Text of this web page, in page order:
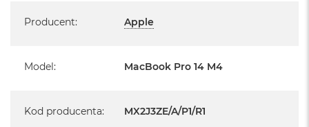
Producent: Apple
Model: MacBook Pro 14 M4
Kod producenta: MX2J3ZE/A/P1/R1